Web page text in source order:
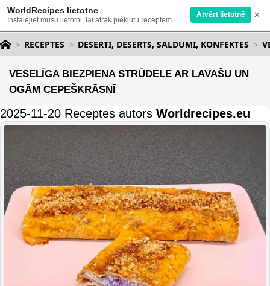
WorldRecipes lietotne
Instalējiet mūsu lietotni, lai ātrāk piekļūtu receptēm.
Atvērt lietotnē ×
RECEPTES DESERTI, DESERTS, SALDUMI, KONFEKTES
VESELĪGA BIEZPIENA STRŪDELE AR LAVAŠU UN
OGĀM CEPEŠKRĀSNĪ
2025-11-20 Receptes autors Worldrecipes.eu